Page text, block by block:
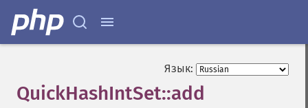
Язык:
QuickHashIntSet::add